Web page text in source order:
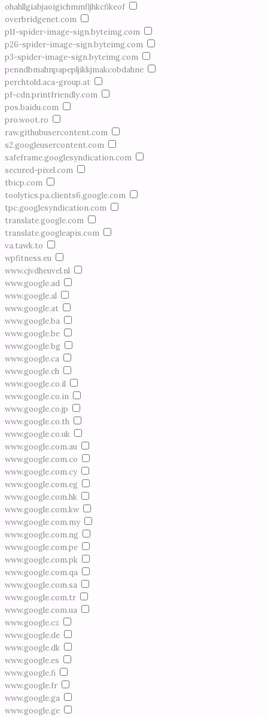
ohahllgiabjaoigichmmfljhkcfikeof
overbridgenet.com
p11-spider-image-sign.byteimg.com
p26-spider-image-sign.byteimg.com
p3-spider-image-sign.byteimg.com
penndbmahnpapepljikkjmakcobdahne
perchtold.aca-group.at
pf-cdn.printfriendly.com
pos.baidu.com
pro.woot.ro
raw.githubusercontent.com
s2.googleusercontent.com
safeframe.googlesyndication.com
secured-pixel.com
tbicp.com
toolytics.pa.clients6.google.com
tpc.googlesyndication.com
translate.google.com
translate.googleapis.com
va.tawk.to
wpfitness.eu
www.cjvdheuvel.nl
www.google.ad
www.google.al
www.google.at
www.google.ba
www.google.be
www.google.bg
www.google.ca
www.google.ch
www.google.co.il
www.google.co.in
www.google.co.jp
www.google.co.th
www.google.co.uk
www.google.com.au
www.google.com.co
www.google.com.cy
www.google.com.eg
www.google.com.hk
www.google.com.kw
www.google.com.my
www.google.com.ng
www.google.com.pe
www.google.com.pk
www.google.com.qa
www.google.com.sa
www.google.com.tr
www.google.com.ua
www.google.cz
www.google.de
www.google.dk
www.google.es
www.google.fi
www.google.fr
www.google.ga
www.google.ge